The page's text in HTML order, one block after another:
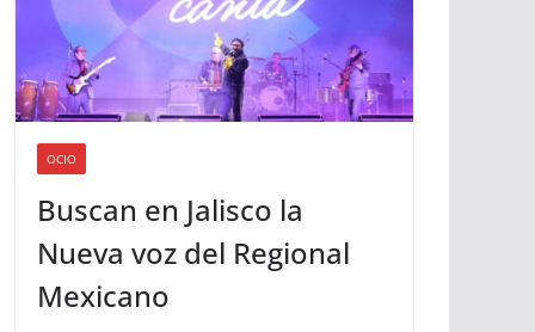
OCIO
Buscan en Jalisco la
Nueva voz del Regional
Mexicano